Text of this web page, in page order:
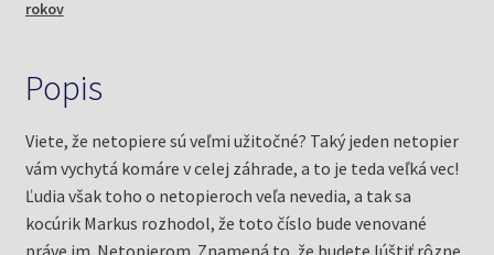
rokov
Popis
Viete, že netopiere sú veľmi užitočné? Taký jeden netopier
vám vychytá komáre v celej záhrade, a to je teda veľká vec!
Ľudia však toho o netopieroch veľa nevedia, a tak sa
kocúrik Markus rozhodol, že toto číslo bude venované